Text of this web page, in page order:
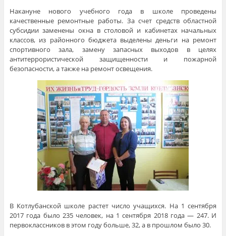
Накануне нового учебного года в школе проведены
качественные ремонтные работы. За счет средств областной
субсидии заменены окна в столовой и кабинетах начальных
классов, из районного бюджета выделены деньги на ремонт
спортивного зала, замену запасных выходов в целях
антитеррористической защищенности и пожарной
безопасности, а также на ремонт освещения.
В Котлубанской школе растет число учащихся. На 1 сентября
2017 года было 235 человек, на 1 сентября 2018 года — 247. И
первоклассников в этом году больше, 32, а в прошлом было 30.